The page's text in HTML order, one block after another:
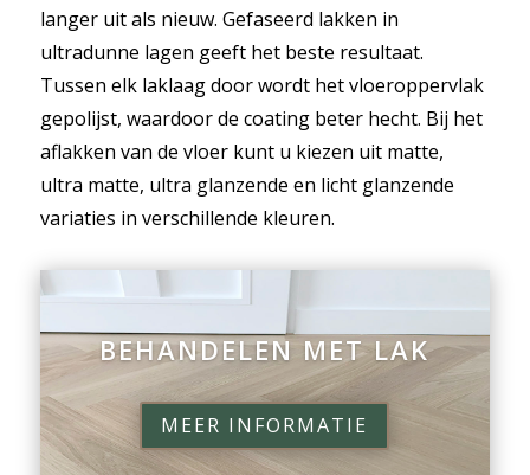
langer uit als nieuw. Gefaseerd lakken in
ultradunne lagen geeft het beste resultaat.
Tussen elk laklaag door wordt het vloeroppervlak
gepolijst, waardoor de coating beter hecht. Bij het
aflakken van de vloer kunt u kiezen uit matte,
ultra matte, ultra glanzende en licht glanzende
variaties in verschillende kleuren.
BEHANDELEN MET LAK
MEER INFORMATIE